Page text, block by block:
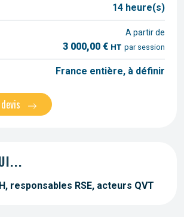
responsables RSE, acteurs QVT
14 heure(s)
A partir de
3 000,00 € HT par session
France entière, à définir